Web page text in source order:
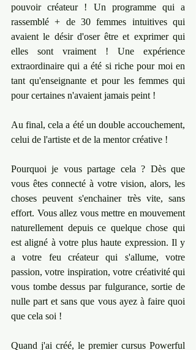
pouvoir créateur ! Un programme qui a
rassemblé + de 30 femmes intuitives qui
avaient le désir d'oser être et exprimer qui
elles sont vraiment ! Une expérience
extraordinaire qui a été si riche pour moi en
tant qu'enseignante et pour les femmes qui
pour certaines n'avaient jamais peint !
Au final, cela a été un double accouchement,
celui de l'artiste et de la mentor créative !
Pourquoi je vous partage cela ? Dès que
vous êtes connecté à votre vision, alors, les
choses peuvent s'enchainer très vite, sans
effort. Vous allez vous mettre en mouvement
naturellement depuis ce quelque chose qui
est aligné à votre plus haute expression. Il y
a votre feu créateur qui s'allume, votre
passion, votre inspiration, votre créativité qui
vous tombe dessus par fulgurance, sortie de
nulle part et sans que vous ayez à faire quoi
que cela soi !
Quand j'ai créé, le premier cursus Powerful